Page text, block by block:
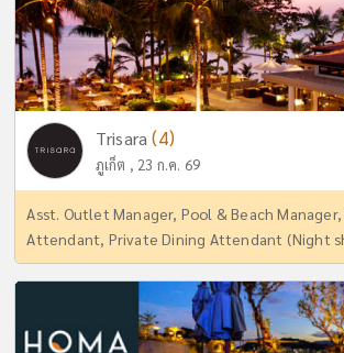
Trisara(4)
ภูเก็ต , 23 ก.ค. 69
Asst. Outlet Manager, Pool & Beach
Attendant, Private Dining Attendant (Night